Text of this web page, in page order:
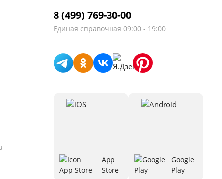
8 (499) 769-30-00
Единая справочная 09:00 - 19:00
App
Store
Google
Play